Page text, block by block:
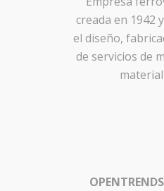
creada en 1942
el diseño,
de servicios de